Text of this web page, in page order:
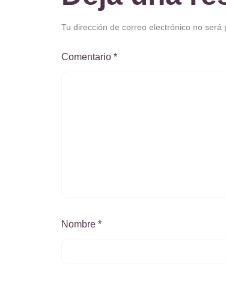
Tu dirección de correo electrónico no será
Comentario *
Nombre *